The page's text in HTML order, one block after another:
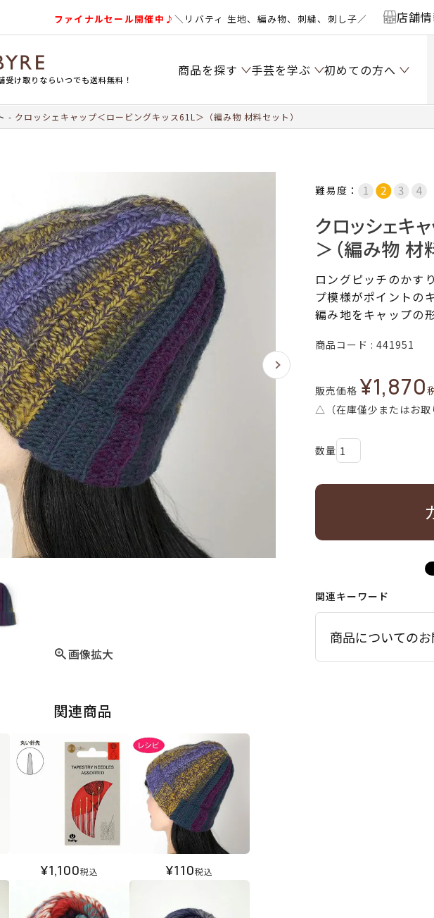
ファイナルセール開催中♪＼リバティ 生地、編み物、刺繍、刺し子／ 店舗
け取りならいつでも送料無料！
商品を探す 手芸を学ぶ 初めての方へ
クロッシェキャップ＜ロービングキッス61L＞（編み物 材料セット）
画像拡大
関連商品
¥1,100税込 ¥110税込
難易度：
クロッシェキ
＞（編み物 材
ロングピッチのかす
プ模様がポイントの
編み地をキャップの
商品コード 441951
販売価格 ¥1,870
△（在庫僅少またはお取
関連キーワード
商品についての